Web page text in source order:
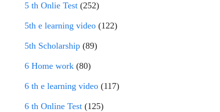
5 th Onlie Test (252)
5th e learning video (122)
5th Scholarship (89)
6 Home work (80)
6 th e learning video (117)
6 th Online Test (125)